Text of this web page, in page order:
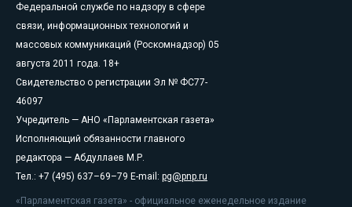
Федеральной службе по надзору в сфере
связи, информационных технологий и
массовых коммуникаций (Роскомнадзор) 05
августа 2011 года. 18+
Свидетельство о регистрации Эл № ФС77-
46097
Учредитель — АНО «Парламентская газета»
Исполняющий обязанности главного
редактора — Абдуллаев М.Р.
Тел.: +7 (495) 637–69–79 E-mail: pg@pnp.ru
«Парламентская газета» - официальное еженедельное издание